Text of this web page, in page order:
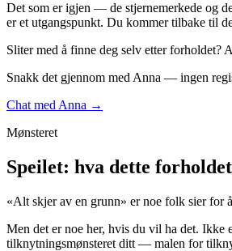
Det som er igjen — de stjernemerkede og
er et utgangspunkt. Du kommer tilbake til
Sliter med å finne deg selv etter forholdet?
Snakk det gjennom med Anna — ingen
Chat med Anna →
Mønsteret
Speilet: hva dette
«Alt skjer av en grunn» er noe folk sier for
Men det er noe her, hvis du vil ha det. Ikke
tilknytningsmønsteret ditt — malen for